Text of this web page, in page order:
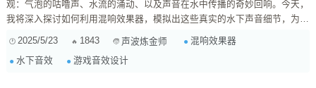
观：气泡的咕噜声、水流的涌动、以及声音在水中传播的奇妙回响。今天，
我将深入探讨如何利用混响效果器，模拟出这些真实的水下声音细节，为你
前，我们首先要了解水下声音的一些关键特性。这有助于我们更好地理解混
响器参数，并做出更明智的调整。 声音传播速度 ：声音在水中的传播速度
2025/5/23 1843 声波炼金师
混响效果器
水下音效
游戏音效设计